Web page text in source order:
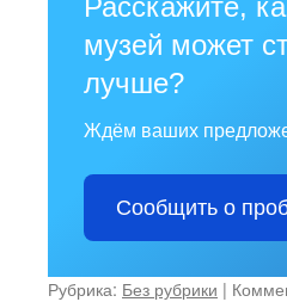
Расскажите,
музей может
лучше?
Ждём ваших
Сообщить о
Рубрика: Без рубрики |